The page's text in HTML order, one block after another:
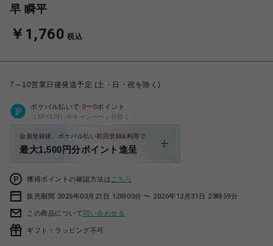
早 瞬平
￥1,760 税込
7～10営業日後発送予定 (土・日・祝を除く)
ポケパル払いで 0〜0ポイント
（1P=1円）※キャンペーン分除く
会員登録後、ポケパル払い初回登録&利用で
最大1,500円分ポイント進呈
獲得ポイントの確認方法は こちら
販売期間 2025年03月21日 12時00分 〜 2026年12月31日 23時59分
この商品について問い合わせる
ギフト：ラッピング不可